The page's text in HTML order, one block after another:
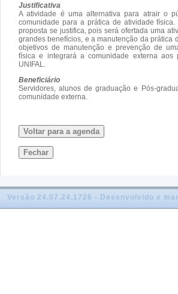
Justificativa
A atividade é uma alternativa para atrair o
comunidade para a prática de atividade física.
proposta se justifica, pois será ofertada uma
grandes benefícios, e a manutenção da prática
objetivos de manutenção e prevenção de
física e integrará a comunidade externa aos
UNIFAL.
Beneficiário
Servidores, alunos de graduação e Pós-
comunidade externa.
Voltar para a agenda
Fechar
Versão 24.07.24.1726 - Desenvolvido e